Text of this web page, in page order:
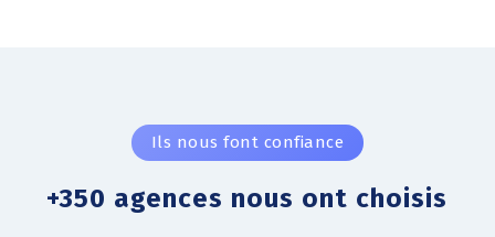
Ils nous font confiance
+350 agences nous ont choisis